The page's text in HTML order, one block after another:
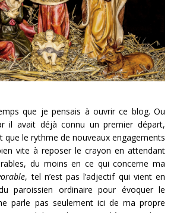
que je pensais à ouvrir ce blog. Ou
il avait déjà connu un premier départ,
que le rythme de nouveaux engagements
vite à reposer le crayon en attendant
du moins en ce qui concerne ma
, tel n’est pas l’adjectif qui vient en
paroissien ordinaire pour évoquer le
parle pas seulement ici de ma propre